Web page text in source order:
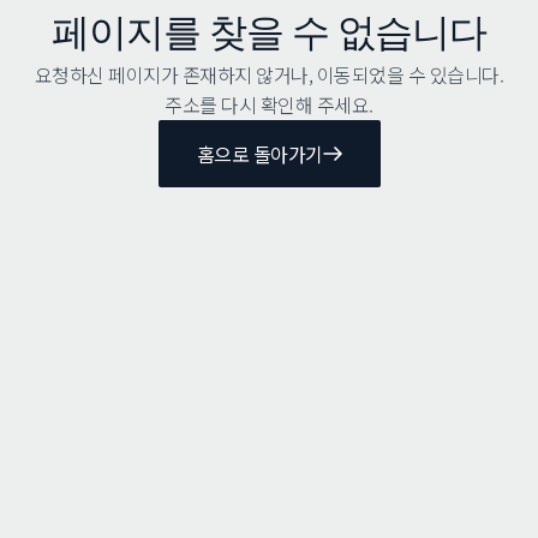
페이지를 찾을 수 없습니다
요청하신 페이지가 존재하지 않거나, 이동되었을 수 있습니다.
주소를 다시 확인해 주세요.
홈으로 돌아가기